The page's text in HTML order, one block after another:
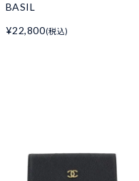
BASIL
¥22,800(税込)